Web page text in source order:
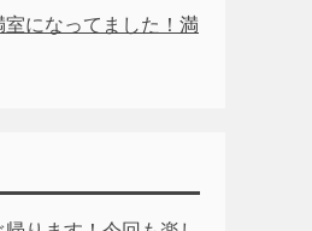
になってました！満